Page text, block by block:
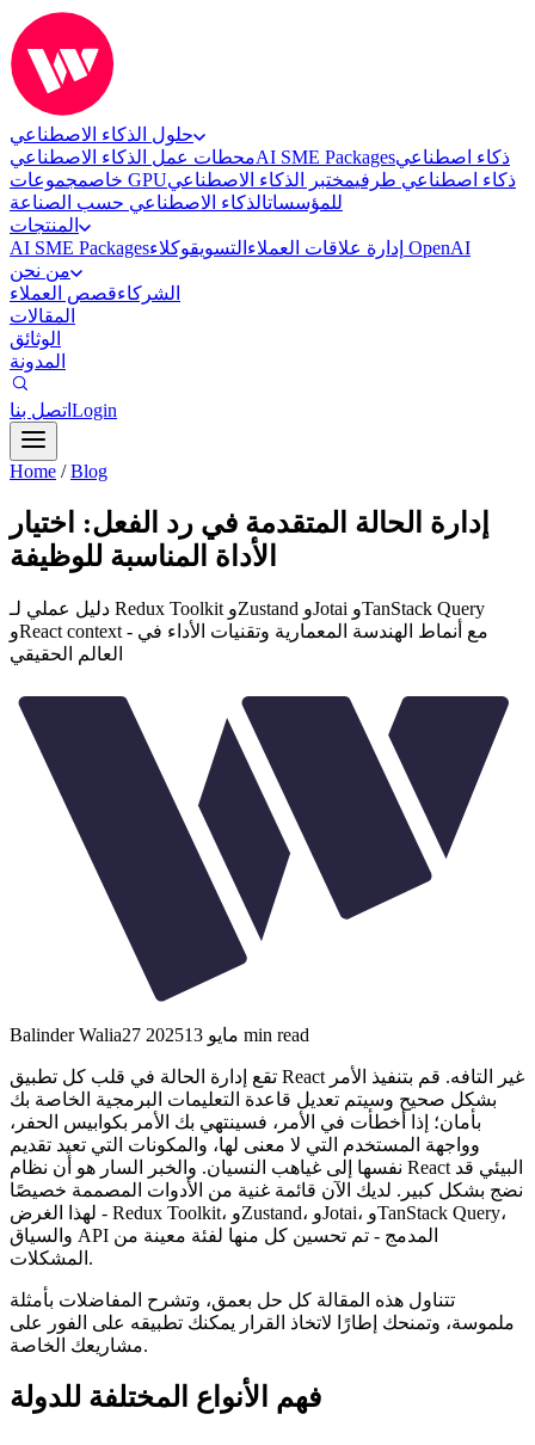
حلول الذكاء الاصطناعي
محطات عمل الذكاء الاصطناعيAI SME Packagesذكاء اصطناعي
خاص مجموعات GPU ذكاء اصطناعي طرفيمختبر الذكاء الاصطناعي
للمؤسساتالذكاء الاصطناعي حسب الصناعة
المنتجات
AI SME Packages
إدارة علاقات العملاء التسويق
وكلاء OpenAI
من نحن
الشركاءقصص العملاء
المقالات
الوثائق
المدونة
اتصل بنا Login
Home / Blog
إدارة الحالة المتقدمة في رد الفعل: اختيار
الأداة المناسبة للوظيفة
دليل عملي لـ Redux Toolkit وZustand وJotai وTanStack Query
وReact context - مع أنماط الهندسة المعمارية وتقنيات الأداء في
العالم الحقيقي
Balinder Walia 27 مايو 2025 13 min read
تقع إدارة الحالة في قلب كل تطبيق React غير التافه. قم بتنفيذ الأمر
بشكل صحيح وسيتم تعديل قاعدة التعليمات البرمجية الخاصة بك
بأمان؛ إذا أخطأت في الأمر، فسينتهي بك الأمر بكوابيس الحفر،
وواجهة المستخدم التي لا معنى لها، والمكونات التي تعيد تقديم
نفسها إلى غياهب النسيان. والخبر السار هو أن نظام React البيئي قد
نضج بشكل كبير. لديك الآن قائمة غنية من الأدوات المصممة خصيصًا
لهذا الغرض - Redux Toolkit، وZustand، وJotai، وTanStack Query،
والسياق API المدمج - تم تحسين كل منها لفئة معينة من
المشكلات.
تتناول هذه المقالة كل حل بعمق، وتشرح المفاضلات بأمثلة
ملموسة، وتمنحك إطارًا لاتخاذ القرار يمكنك تطبيقه على الفور على
مشاريعك الخاصة.
فهم الأنواع المختلفة للدولة